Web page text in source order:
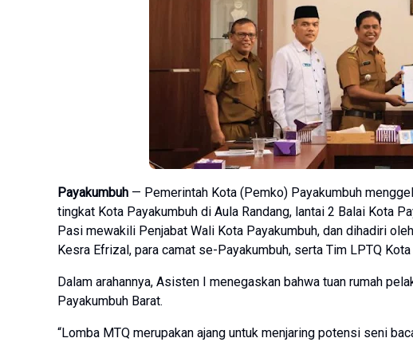
Payakumbuh — Pemerintah Kota (Pemko) Payakumbuh
tingkat Kota Payakumbuh di Aula Randang, lantai 2 Balai Kota
Pasi mewakili Penjabat Wali Kota Payakumbuh, dan dihadiri
Kesra Efrizal, para camat se-Payakumbuh, serta Tim LPTQ
Dalam arahannya, Asisten I menegaskan bahwa tuan rumah
Payakumbuh Barat.
“Lomba MTQ merupakan ajang untuk menjaring potensi seni